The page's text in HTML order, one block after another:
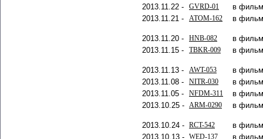
2013.11.22 -
GVRD-01
в
2013.11.21 -
ATOM-162 в
2013.11.20 - HNB-082
в
2013.11.15 -
TBKR-009 в
2013.11.13 - AWT-053
в
2013.11.08 -
NITR-030
в
2013.11.05 -
NFDM-311
в
2013.10.25 - ARM-0290 в
2013.10.24 - RCT-542
в
2013.10.13 - WED-137
в